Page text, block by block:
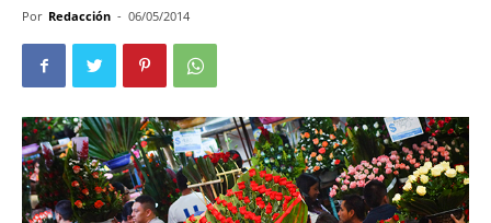
Por Redacción - 06/05/2014